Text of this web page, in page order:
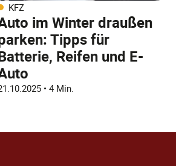
KFZ
im Winter draußen
Tipps für
Reifen und E-
• 4 Min.